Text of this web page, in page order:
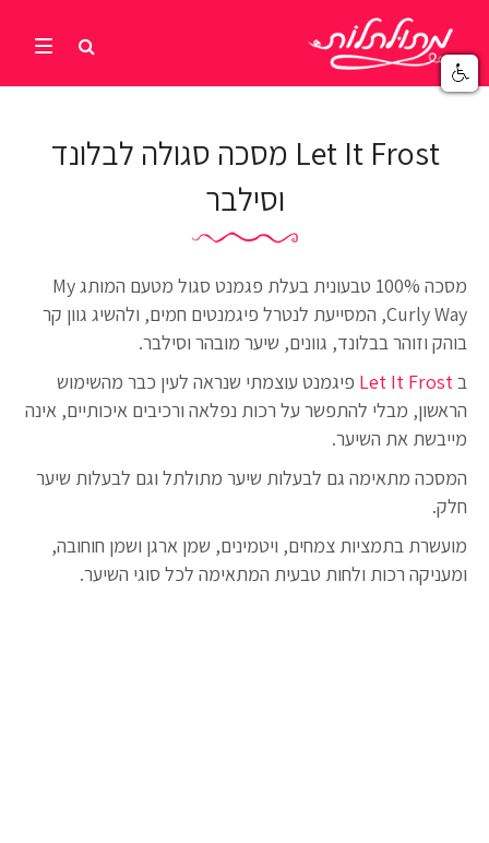
Let It Frost מסכה סגולה לבלונד
וסילבר
מסכה 100% טבעונית בעלת פגמנט סגול מטעם המותג My
Curly Way, המסייעת לנטרל פיגמנטים חמים, ולהשיג גוון קר
בוהק וזוהר בבלונד, גוונים, שיער מובהר וסילבר.
בLet It Frost פיגמנט עוצמתי שנראה לעין כבר מהשימוש
הראשון, מבלי להתפשר על רכות נפלאה ורכיבים איכותיים, אינה
מייבשת את השיער.
המסכה מתאימה גם לבעלות שיער מתולתל וגם לבעלות שיער
חלק.
מועשרת בתמציות צמחים, ויטמינים, שמן ארגן ושמן חוחובה,
ומעניקה רכות ולחות טבעית המתאימה לכל סוגי השיער.